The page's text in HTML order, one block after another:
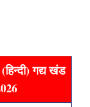
गद्य खंड